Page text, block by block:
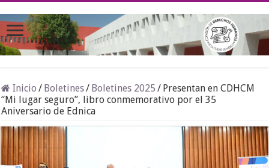
Inicio / Boletines/ Boletines 2025 / Presentan en CDHCM
“Mi lugar seguro”, libro conmemorativo por el 35
Aniversario de Ednica